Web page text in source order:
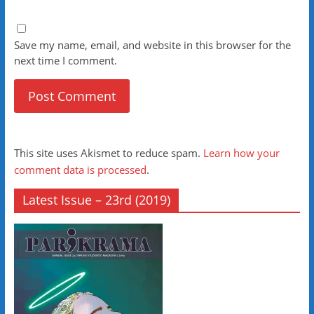
Save my name, email, and website in this browser for the
next time I comment.
This site uses Akismet to reduce spam. Learn how your
comment data is processed.
Latest Issue – 23rd (2019)